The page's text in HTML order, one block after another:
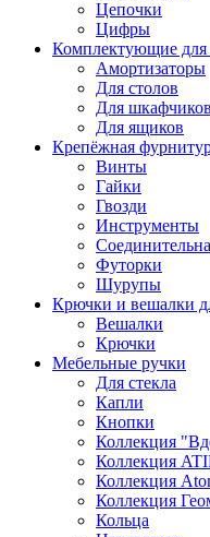
Цепочки
Цифры
Комплектующие для
Амортизаторы
Для столов
Для шкафчиков
Для ящиков
Крепёжная
Винты
Гайки
Гвозди
Инструменты
Футорки
Шурупы
Крючки и вешалки
Вешалки
Крючки
Мебельные ручки
Для стекла
Капли
Кнопки
Коллекция
Коллекция
Коллекция
Коллекция
Кольца